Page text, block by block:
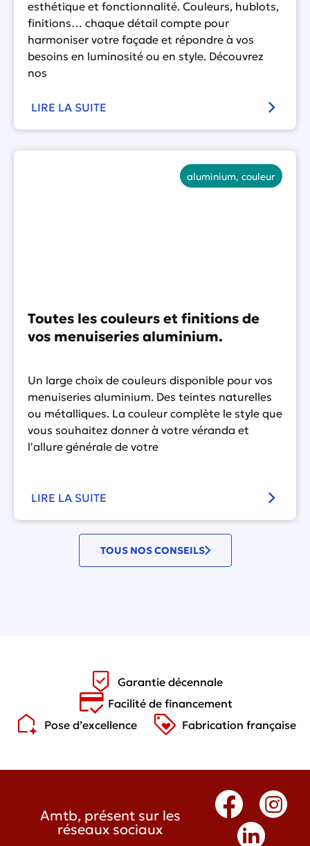
esthétique et fonctionnalité. Couleurs, hublots,
finitions… chaque détail compte pour
harmoniser votre façade et répondre à vos
besoins en luminosité ou en style. Découvrez
nos
LIRE LA SUITE
aluminium, couleur
Toutes les couleurs et finitions de
vos menuiseries aluminium.
Un large choix de couleurs disponible pour vos
menuiseries aluminium. Des teintes naturelles
ou métalliques. La couleur complète le style que
vous souhaitez donner à votre véranda et
l'allure générale de votre
LIRE LA SUITE
TOUS NOS CONSEILS
Garantie décennale
Facilité de financement
Pose d’excellence
Fabrication française
Amtb, présent sur les
réseaux sociaux